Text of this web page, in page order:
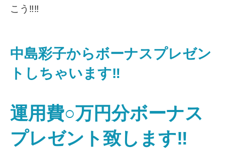
こう‼️‼️
中島彩子からボーナスプレゼン
トしちゃいます‼️
運用費○万円分ボーナス
プレゼント致します‼